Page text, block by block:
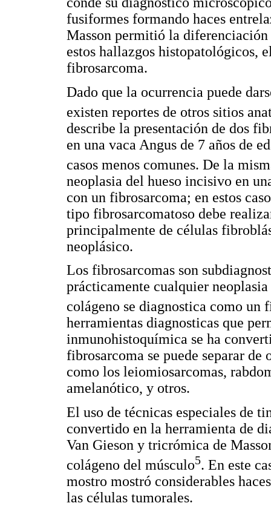
fusiformes formando haces
Masson permitió la diferenciación
estos hallazgos histopatológicos,
fibrosarcoma.
Dado que la ocurrencia puede
existen reportes de otros sitios
describe la presentación de dos
en una vaca Angus de 7 años de
casos menos comunes. De la
neoplasia del hueso incisivo en
con un fibrosarcoma; en estos
tipo fibrosarcomatoso debe
principalmente de células
neoplásico.
Los fibrosarcomas son
prácticamente cualquier
colágeno se diagnostica como un
herramientas diagnosticas que
inmunohistoquímica se ha
fibrosarcoma se puede separar
como los leiomiosarcomas,
amelanótico, y otros.
El uso de técnicas especiales de
convertido en la herramienta de
Van Gieson y tricrómica de
colágeno del músculo5. En este
mostro mostró considerables
las células tumorales.